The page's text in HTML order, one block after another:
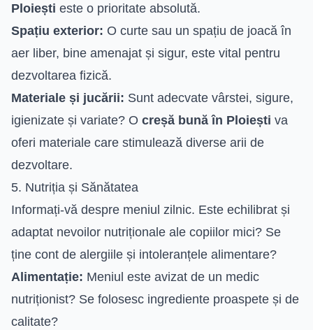
Ploiești este o prioritate absolută.
Spațiu exterior: O curte sau un spațiu de joacă în
aer liber, bine amenajat și sigur, este vital pentru
dezvoltarea fizică.
Materiale și jucării: Sunt adecvate vârstei, sigure,
igienizate și variate? O creșă bună în Ploiești va
oferi materiale care stimulează diverse arii de
dezvoltare.
5. Nutriția și Sănătatea
Informați-vă despre meniul zilnic. Este echilibrat și
adaptat nevoilor nutriționale ale copiilor mici? Se
ține cont de alergiile și intoleranțele alimentare?
Alimentație: Meniul este avizat de un medic
nutriționist? Se folosesc ingrediente proaspete și de
calitate?